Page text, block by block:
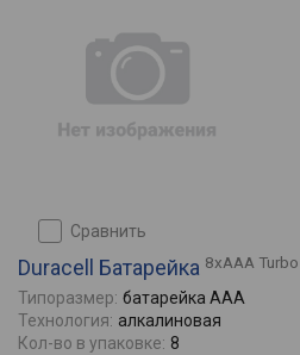
сравнить
Duracell Батарейка 8xAAA
Типоразмер: батарейка AAA
Технология: алкалиновая
Кол-во в упаковке: 8